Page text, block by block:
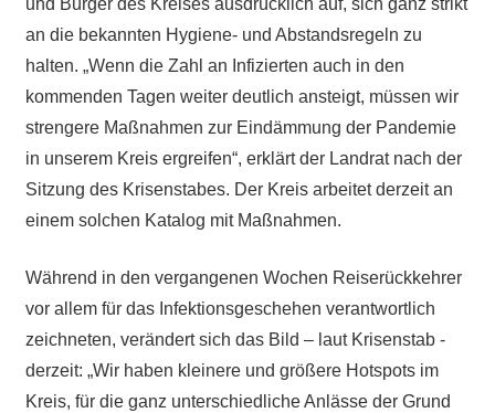
an die bekannten Hygiene- und Abstandsregeln zu
halten. „Wenn die Zahl an Infizierten auch in den
kommenden Tagen weiter deutlich ansteigt, müssen wir
strengere Maßnahmen zur Eindämmung der Pandemie
in unserem Kreis ergreifen“, erklärt der Landrat nach der
Sitzung des Krisenstabes. Der Kreis arbeitet derzeit an
einem solchen Katalog mit Maßnahmen.
Während in den vergangenen Wochen Reiserückkehrer
vor allem für das Infektionsgeschehen verantwortlich
zeichneten, verändert sich das Bild – laut Krisenstab -
derzeit: „Wir haben kleinere und größere Hotspots im
Kreis, für die ganz unterschiedliche Anlässe der Grund